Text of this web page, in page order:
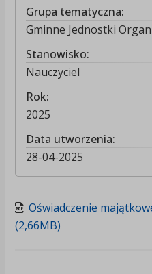
Grupa tematyczna:
Gminne Jednostki
Stanowisko:
Nauczyciel
Rok:
2025
Data utworzenia:
28-04-2025
Oświadczenie
(2,66MB)